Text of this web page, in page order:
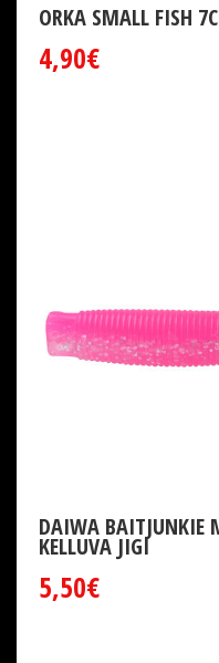
ORKA SMALL FISH
4,90€
DAIWA
KELLUVA JIGI
5,50€